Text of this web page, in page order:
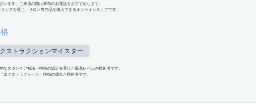
います。ご来店の際は事前のお電話をおすすめします。
ングを通じ、サロン専売品を購入できるオンラインストアです。
ストラクションマイスター
なスキンケア知識・技術の認定を受けた最高レベルの技術者です。
エクストラクション」技術の優れた技術者です。